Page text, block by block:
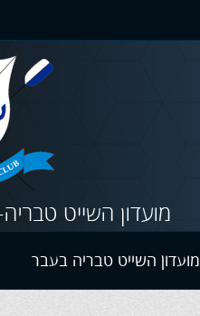
מועדון השייט טבריה בעבר